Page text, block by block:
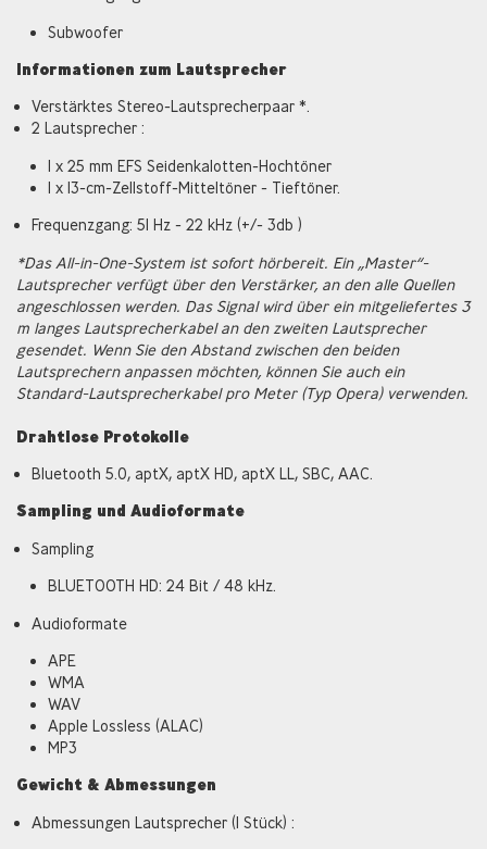
Subwoofer
Informationen zum Lautsprecher
Verstärktes Stereo-Lautsprecherpaar *.
2 Lautsprecher :
1 x 25 mm EFS Seidenkalotten-Hochtöner
1 x 13-cm-Zellstoff-Mitteltöner - Tieftöner.
Frequenzgang: 51 Hz - 22 kHz (+/- 3db )
*Das All-in-One-System ist sofort hörbereit. Ein „Master“-
Lautsprecher verfügt über den Verstärker, an den alle Quellen
angeschlossen werden. Das Signal wird über ein mitgeliefertes 3
m langes Lautsprecherkabel an den zweiten Lautsprecher
gesendet. Wenn Sie den Abstand zwischen den beiden
Lautsprechern anpassen möchten, können Sie auch ein
Standard-Lautsprecherkabel pro Meter (Typ Opera) verwenden.
Drahtlose Protokolle
Bluetooth 5.0, aptX, aptX HD, aptX LL, SBC, AAC.
Sampling und Audioformate
Sampling
BLUETOOTH HD: 24 Bit / 48 kHz.
Audioformate
APE
WMA
WAV
Apple Lossless (ALAC)
MP3
Gewicht & Abmessungen
Abmessungen Lautsprecher (1 Stück) :